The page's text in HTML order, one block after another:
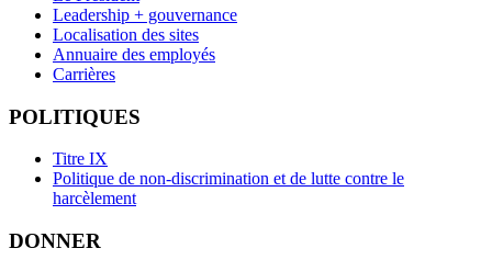
Leadership + gouvernance
Localisation des sites
Annuaire des employés
Carrières
POLITIQUES
Titre IX
Politique de non-discrimination et de lutte contre le
harcèlement
DONNER